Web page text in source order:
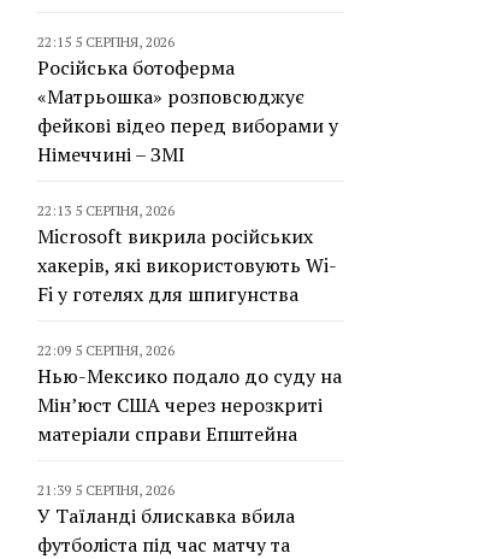
22:15 5 СЕРПНЯ, 2026
Російська ботоферма
«Матрьошка» розповсюджує
фейкові відео перед виборами у
Німеччині – ЗМІ
22:13 5 СЕРПНЯ, 2026
Microsoft викрила російських
хакерів, які використовують Wi-
Fi у готелях для шпигунства
22:09 5 СЕРПНЯ, 2026
Нью-Мексико подало до суду на
Мін’юст США через нерозкриті
матеріали справи Епштейна
21:39 5 СЕРПНЯ, 2026
У Таїланді блискавка вбила
футболіста під час матчу та